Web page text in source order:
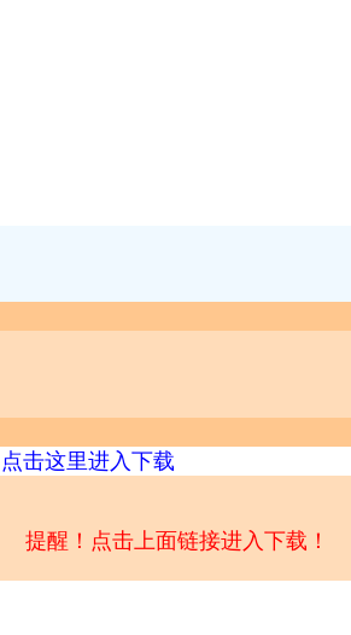
点击这里进入下载
提醒！点击上面链接进入下载！